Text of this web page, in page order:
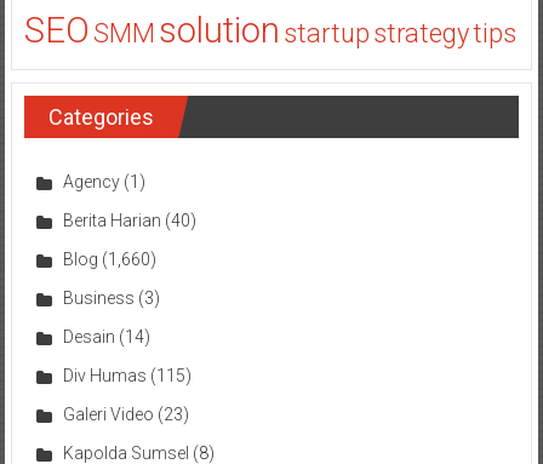
SEO SMM solution startup strategytips
Categories
Agency(1)
Berita Harian (40)
Blog (1,660)
Business (3)
Desain (14)
Div Humas (115)
Galeri Video (23)
Kapolda Sumsel (8)